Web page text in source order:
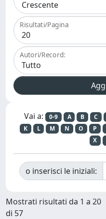
Risultati/Pagina
Autori/Record:
Vai a: 0-9 A B C
K
L M N O P
X
o inserisci le iniziali:
Mostrati risultati da 1 a 20
di 57